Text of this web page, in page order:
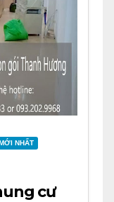
NHẤT
cư